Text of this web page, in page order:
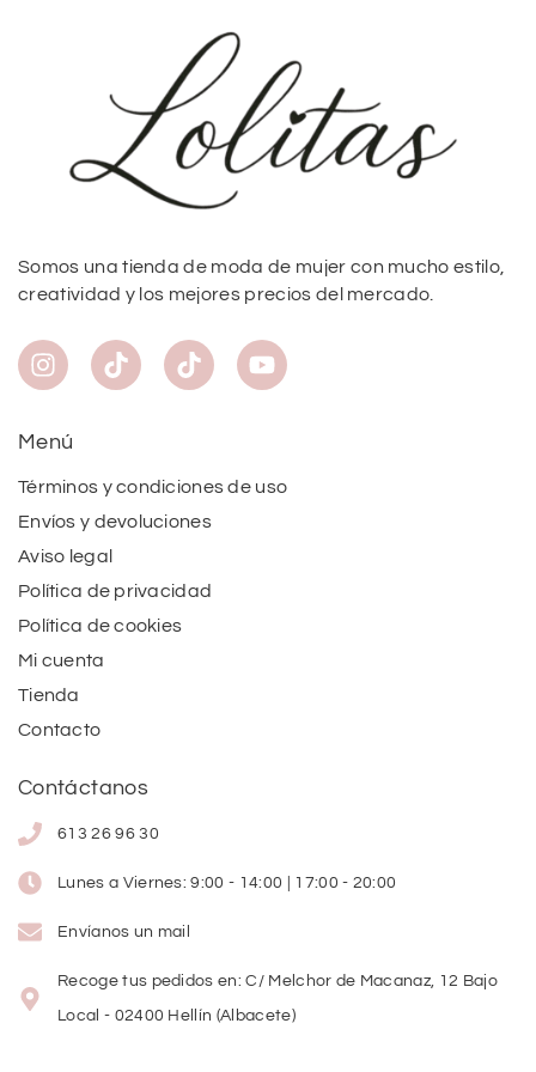
Somos una tienda de moda de mujer con mucho estilo,
creatividad y los mejores precios del mercado.
Menú
Términos y condiciones de uso
Envíos y devoluciones
Aviso legal
Política de privacidad
Política de cookies
Mi cuenta
Tienda
Contacto
Contáctanos
613 26 96 30
Lunes a Viernes: 9:00 - 14:00 | 17:00 - 20:00
Envíanos un mail
Recoge tus pedidos en: C/ Melchor de Macanaz, 12 Bajo
Local - 02400 Hellín (Albacete)